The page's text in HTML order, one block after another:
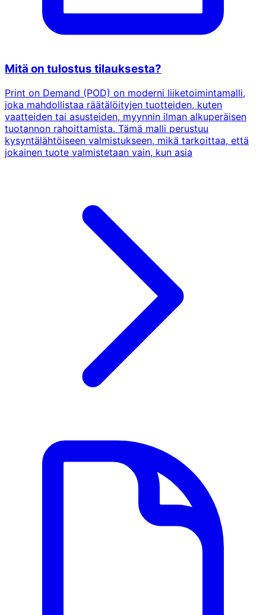
Mitä on tulostus tilauksesta?
Print on Demand (POD) on moderni liiketoimintamalli,
joka mahdollistaa räätälöityjen tuotteiden, kuten
vaatteiden tai asusteiden, myynnin ilman alkuperäisen
tuotannon rahoittamista. Tämä malli perustuu
kysyntälähtöiseen valmistukseen, mikä tarkoittaa, että
jokainen tuote valmistetaan vain, kun asia